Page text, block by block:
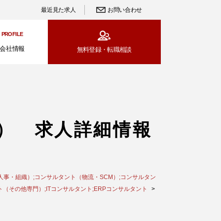
最近見た求人 お問い合わせ
PROFILE
会社情報 無料登録・転職相談
求人詳細情報
・組織）;コンサルタント（物流・SCM）;コンサルタン
その他専門）;ITコンサルタント;ERPコンサルタント